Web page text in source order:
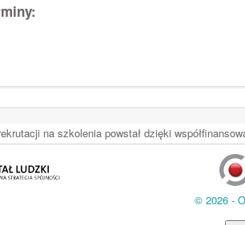
na szkolenia powstał dzięki
© 2026 -